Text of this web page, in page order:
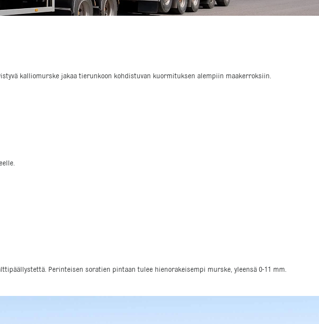
kalliomurske jakaa tierunkoon kohdistuvan kuormituksen alempiin maakerroksiin.
Perinteisen soratien pintaan tulee hienorakeisempi murske, yleensä 0-11 mm.